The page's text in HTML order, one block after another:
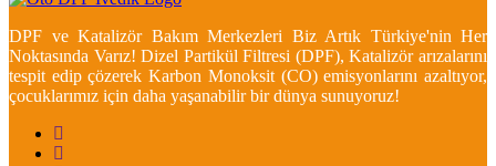
DPF ve Katalizör Bakım Merkezleri Biz Artık Türkiye'nin Her
Noktasında Varız! Dizel Partikül Filtresi (DPF), Katalizör arızalarını
tespit edip çözerek Karbon Monoksit (CO) emisyonlarını azaltıyor,
çocuklarımız için daha yaşanabilir bir dünya sunuyoruz!